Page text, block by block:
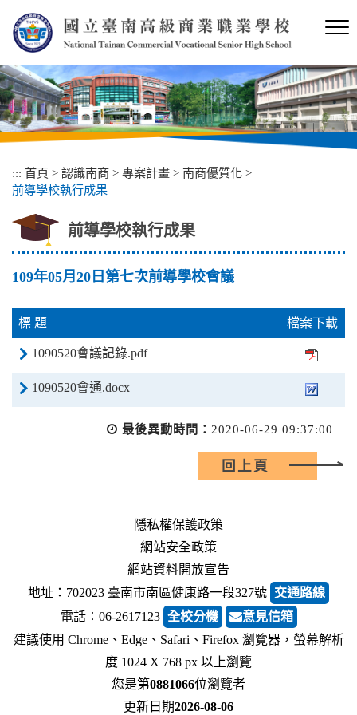
內
容
區
塊
::: 首頁 > 認識南商 > 專案計畫 > 南商優質化 >
前導學校執行成果
前導學校執行成果
109年05月20日第七次前導學校會議
標 題 檔案下載
1090520會議記錄.pdf
1090520會通.docx
最後異動時間： 2020-06-29 09:37:00
回上頁
隱私權保護政策
網站安全政策
網站資料開放宣告
地址：702023 臺南市南區健康路一段327號 交通路線
電話︰06-2617123 全校分機
意見信箱
建議使用 Chrome、Edge、Safari、Firefox 瀏覽器，螢幕解析
度 1024 X 768 px 以上瀏覽
您是第0881066位瀏覽者
更新日期2026-08-06